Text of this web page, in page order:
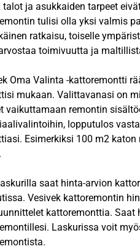
talot ja asukkaiden tarpeet
tulisi olla yksi valmis
ratkaisu, toiselle
toimivuutta ja
Oma Valinta -kattoremontti
mukaan. Valittavanasi on
vaikuttamaan remontin
lopputulos
Esimerkiksi 100 m2
saat hinta-arvion
Vesivek kattoremontin
kattoremonttia. Saat
Laskurissa voit